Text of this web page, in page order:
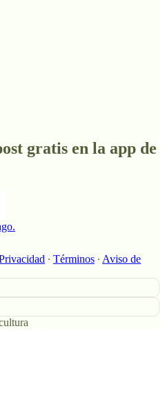
gratis en la app de
∙ Términos ∙ Aviso de